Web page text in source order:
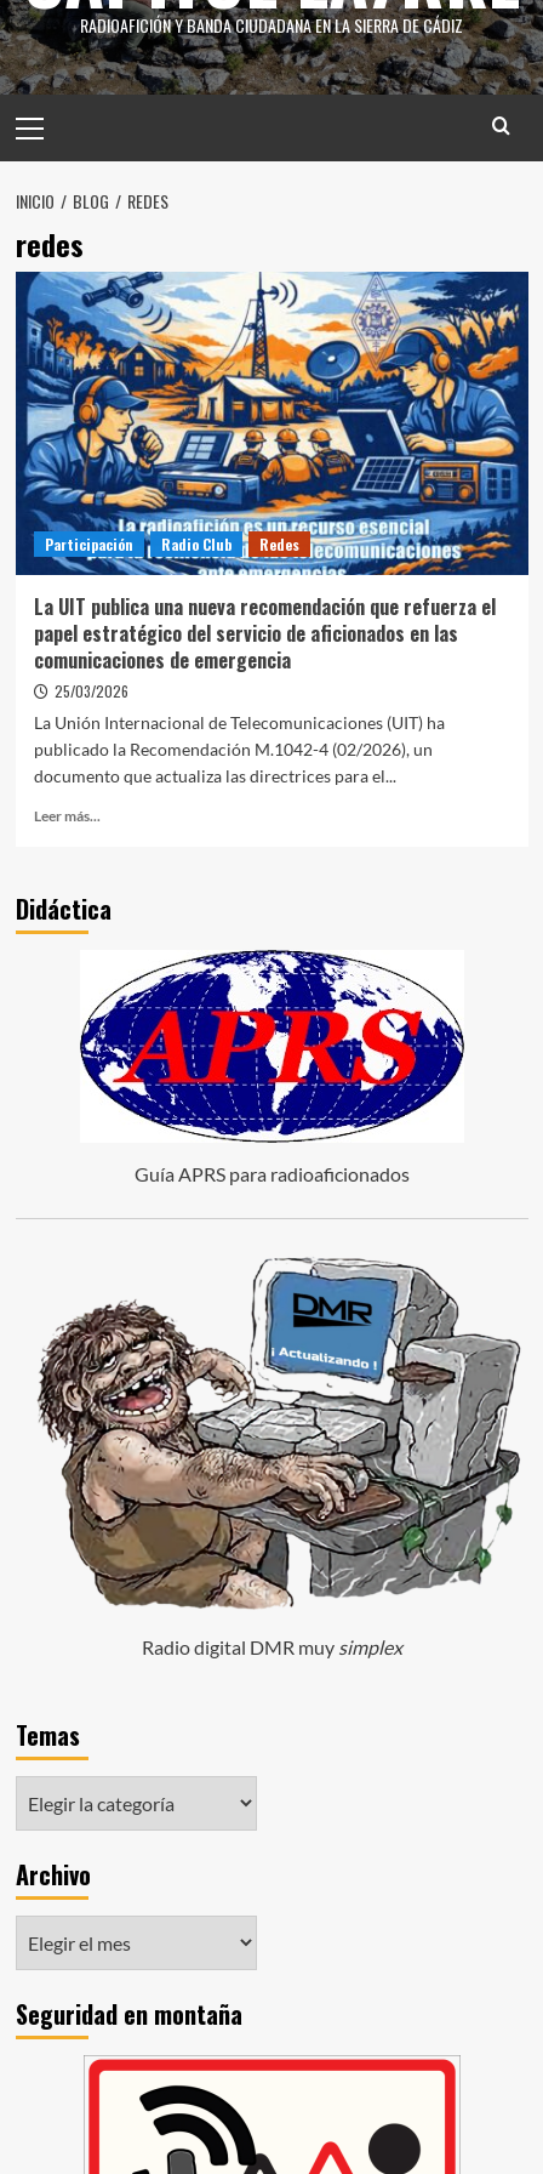
RADIOAFICIÓN Y BANDA CIUDADANA EN LA SIERRA DE CÁDIZ
INICIO BLOG REDES
redes
Participación Radio Club Redes
La UIT publica una nueva recomendación que refuerza el
papel estratégico del servicio de aficionados en las
comunicaciones de emergencia
25/03/2026
La Unión Internacional de Telecomunicaciones (UIT) ha
publicado la Recomendación M.1042-4 (02/2026), un
documento que actualiza las directrices para el...
Leer más...
Didáctica
Guía APRS para radioaficionados
Radio digital DMR muy simplex
Temas
Archivo
Seguridad en montaña